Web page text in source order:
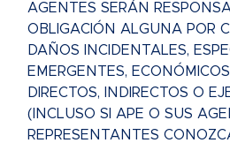
AGENTES SERÁN
OBLIGACIÓN ALGUNA POR
DAÑOS INCIDENTALES,
EMERGENTES,
DIRECTOS, INDIRECTOS O
(INCLUSO SI APE O SUS
REPRESENTANTES